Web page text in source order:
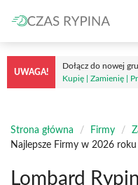
do
treści
UWAGA!
Dołącz do nowej
Kupię | Zamienię |
Strona główna / Firmy /
Najlepsze Firmy w 2026 roku
Lombard